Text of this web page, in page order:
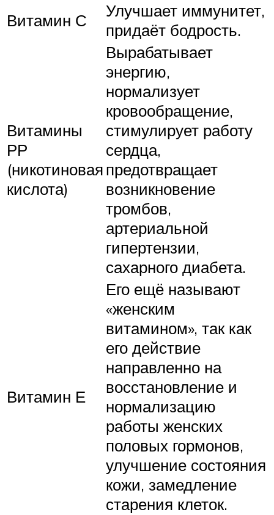
Витамин С
Улучшает иммунитет,
придаёт бодрость.
Витамины
РР
(никотиновая
кислота)
Вырабатывает
энергию,
нормализует
кровообращение,
стимулирует работу
сердца,
предотвращает
возникновение
тромбов,
артериальной
гипертензии,
сахарного диабета.
Витамин Е
Его ещё называют
«женским
витамином», так как
его действие
направленно на
восстановление и
нормализацию
работы женских
половых гормонов,
улучшение состояния
кожи, замедление
старения клеток.